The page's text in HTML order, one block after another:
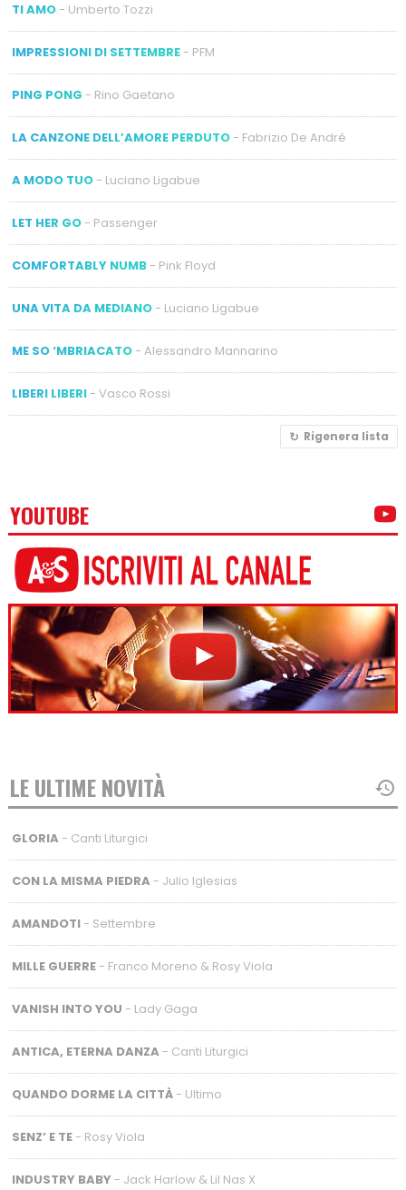
TI AMO- Umberto Tozzi
IMPRESSIONI DI SETTEMBRE- PFM
PING PONG - Rino Gaetano
LA CANZONE DELL’AMORE PERDUTO- Fabrizio De André
A MODO TUO- Luciano Ligabue
LET HER GO- Passenger
COMFORTABLY NUMB- Pink Floyd
UNA VITA DA MEDIANO- Luciano Ligabue
ME SO ‘MBRIACATO- Alessandro Mannarino
LIBERI LIBERI- Vasco Rossi
Rigenera lista
YOUTUBE
LE ULTIME NOVITÀ
GLORIA - Canti Liturgici
CON LA MISMA PIEDRA - Julio Iglesias
AMANDOTI- Settembre
MILLE GUERRE- Franco Moreno & Rosy Viola
VANISH INTO YOU - Lady Gaga
ANTICA, ETERNA DANZA - Canti Liturgici
QUANDO DORME LA CITTÀ- Ultimo
SENZ’ E TE- Rosy Viola
INDUSTRY BABY - Jack Harlow & Lil Nas X